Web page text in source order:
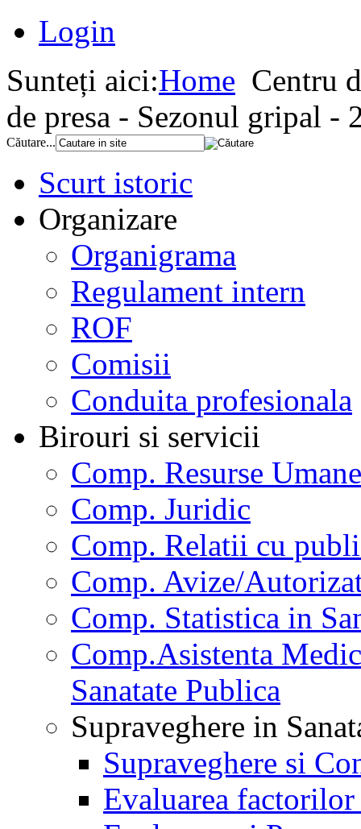
Login
Sunteți aici:Home Centru
de presa - Sezonul gripal -
Căutare...
Scurt istoric
Organizare
Organigrama
Regulament intern
ROF
Comisii
Conduita profesionala
Birouri si servicii
Comp. Resurse Umane
Comp. Juridic
Comp. Relatii cu
Comp. Avize/
Comp. Statistica in
Comp.Asistenta
Sanatate Publica
Supraveghere in
Supraveghere si
Evaluarea